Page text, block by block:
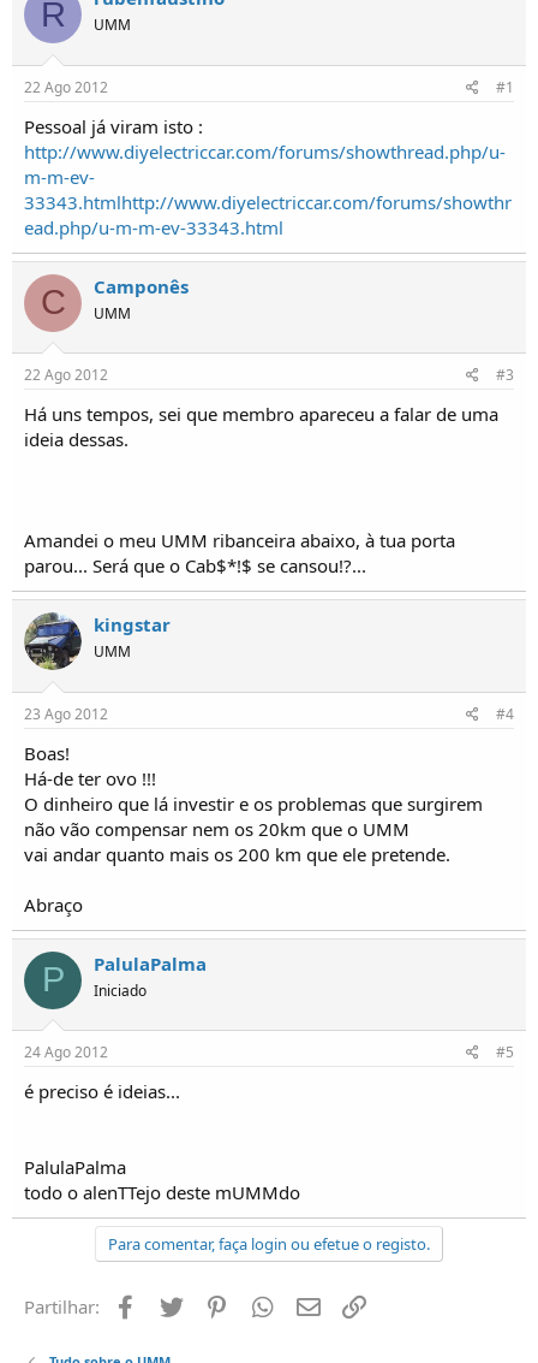
i
d
o
r
d
e
T
ó
p
i
c
o
s
í
i
R UMM
22 Ago 2012 #1
Pessoal já viram isto :
http://www.diyelectriccar.com/forums/showthread.php/u-
m-m-ev-
33343.htmlhttp://www.diyelectriccar.com/forums/showthr
ead.php/u-m-m-ev-33343.html
C Camponês
UMM
22 Ago 2012 #3
Há uns tempos, sei que membro apareceu a falar de uma
ideia dessas.
Amandei o meu UMM ribanceira abaixo, à tua porta
parou... Será que o Cab$*!$ se cansou!?...
kingstar
UMM
23 Ago 2012 #4
Boas!
Há-de ter ovo !!!
O dinheiro que lá investir e os problemas que surgirem
não vão compensar nem os 20km que o UMM
vai andar quanto mais os 200 km que ele pretende.
Abraço
P PalulaPalma
Iniciado
24 Ago 2012 #5
é preciso é ideias...
PalulaPalma
todo o alenTTejo deste mUMMdo
Para comentar, faça login ou efetue o registo.
Partilhar: Facebook
Twitter PinterestWhatsapp
Email